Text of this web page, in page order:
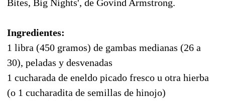
Bites, Big Nights', de Govind Armstrong.
Ingredientes:
1 libra (450 gramos) de gambas medianas (26 a
30), peladas y desvenadas
1 cucharada de eneldo picado fresco u otra hierba
(o 1 cucharadita de semillas de hinojo)